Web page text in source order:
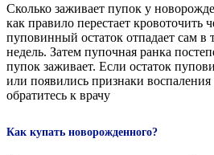
Сколько заживает пупок у
как правило перестает кровоточить
пуповинный остаток отпадает сам в
недель. Затем пупочная ранка
пупок заживает. Если остаток
или появились признаки воспаления
обратитесь к врачу
Как купать новорожденного?